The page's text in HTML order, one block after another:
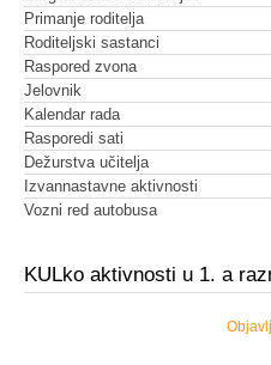
Primanje roditelja
Roditeljski sastanci
Raspored zvona
Jelovnik
Kalendar rada
Rasporedi sati
Dežurstva učitelja
Izvannastavne aktivnosti
Vozni red autobusa
KULko aktivnosti u 1. a